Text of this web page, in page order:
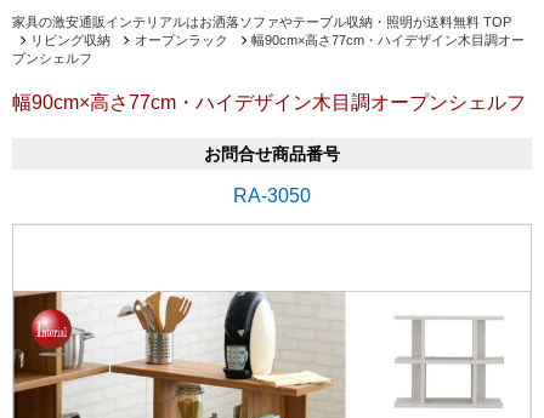
家具の激安通販インテリアルはお洒落ソファやテーブル収納・照明が送料無料 TOP
リビング収納
オープンラック
幅90cm×高さ77cm・ハイデザイン木目調オー
プンシェルフ
幅90cm×高さ77cm・ハイデザイン木目調オープンシェルフ
お問合せ商品番号
RA-3050